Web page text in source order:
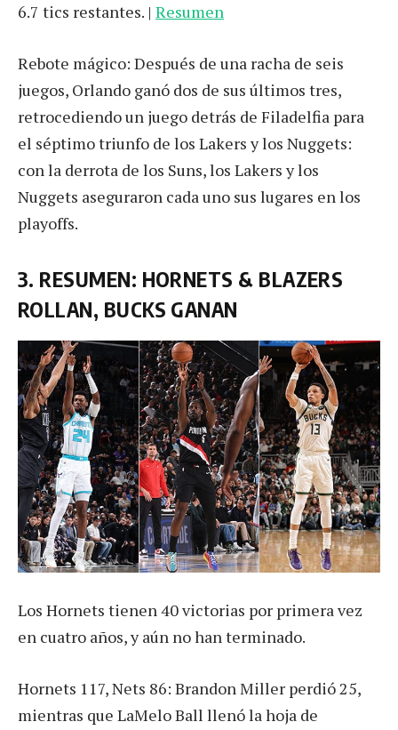
6.7 tics restantes. | Resumen
Rebote mágico: Después de una racha de seis
juegos, Orlando ganó dos de sus últimos tres,
retrocediendo un juego detrás de Filadelfia para
el séptimo triunfo de los Lakers y los Nuggets:
con la derrota de los Suns, los Lakers y los
Nuggets aseguraron cada uno sus lugares en los
playoffs.
3. RESUMEN: HORNETS & BLAZERS
ROLLAN, BUCKS GANAN
Los Hornets tienen 40 victorias por primera vez
en cuatro años, y aún no han terminado.
Hornets 117, Nets 86: Brandon Miller perdió 25,
mientras que LaMelo Ball llenó la hoja de